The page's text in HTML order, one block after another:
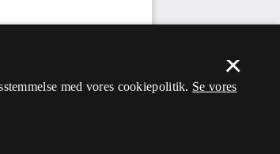
×
med vores cookiepolitik. Se vores